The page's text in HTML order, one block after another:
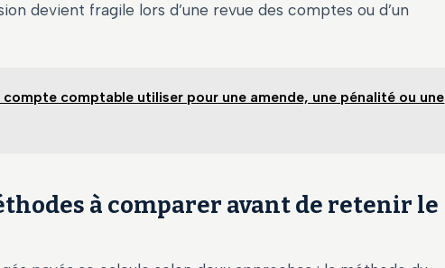
devient fragile lors d’une revue des comptes ou d’un
compte comptable utiliser pour une amende, une pénalité ou une
à comparer avant de retenir le